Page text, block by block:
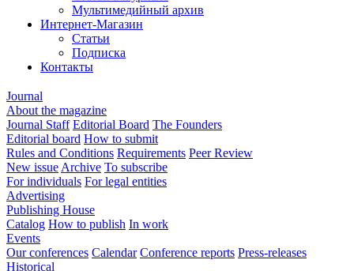
Мультимедийный архив
Интернет-Магазин
Статьи
Подписка
Контакты
Journal
About the magazine
Journal Staff Editorial Board The Founders
Editorial board How to submit
Rules and Conditions Requirements Peer Review
New issue Archive To subscribe
For individuals For legal entities
Advertising
Publishing House
Catalog How to publish In work
Events
Our conferences Calendar Conference reports Press-releases
Historical